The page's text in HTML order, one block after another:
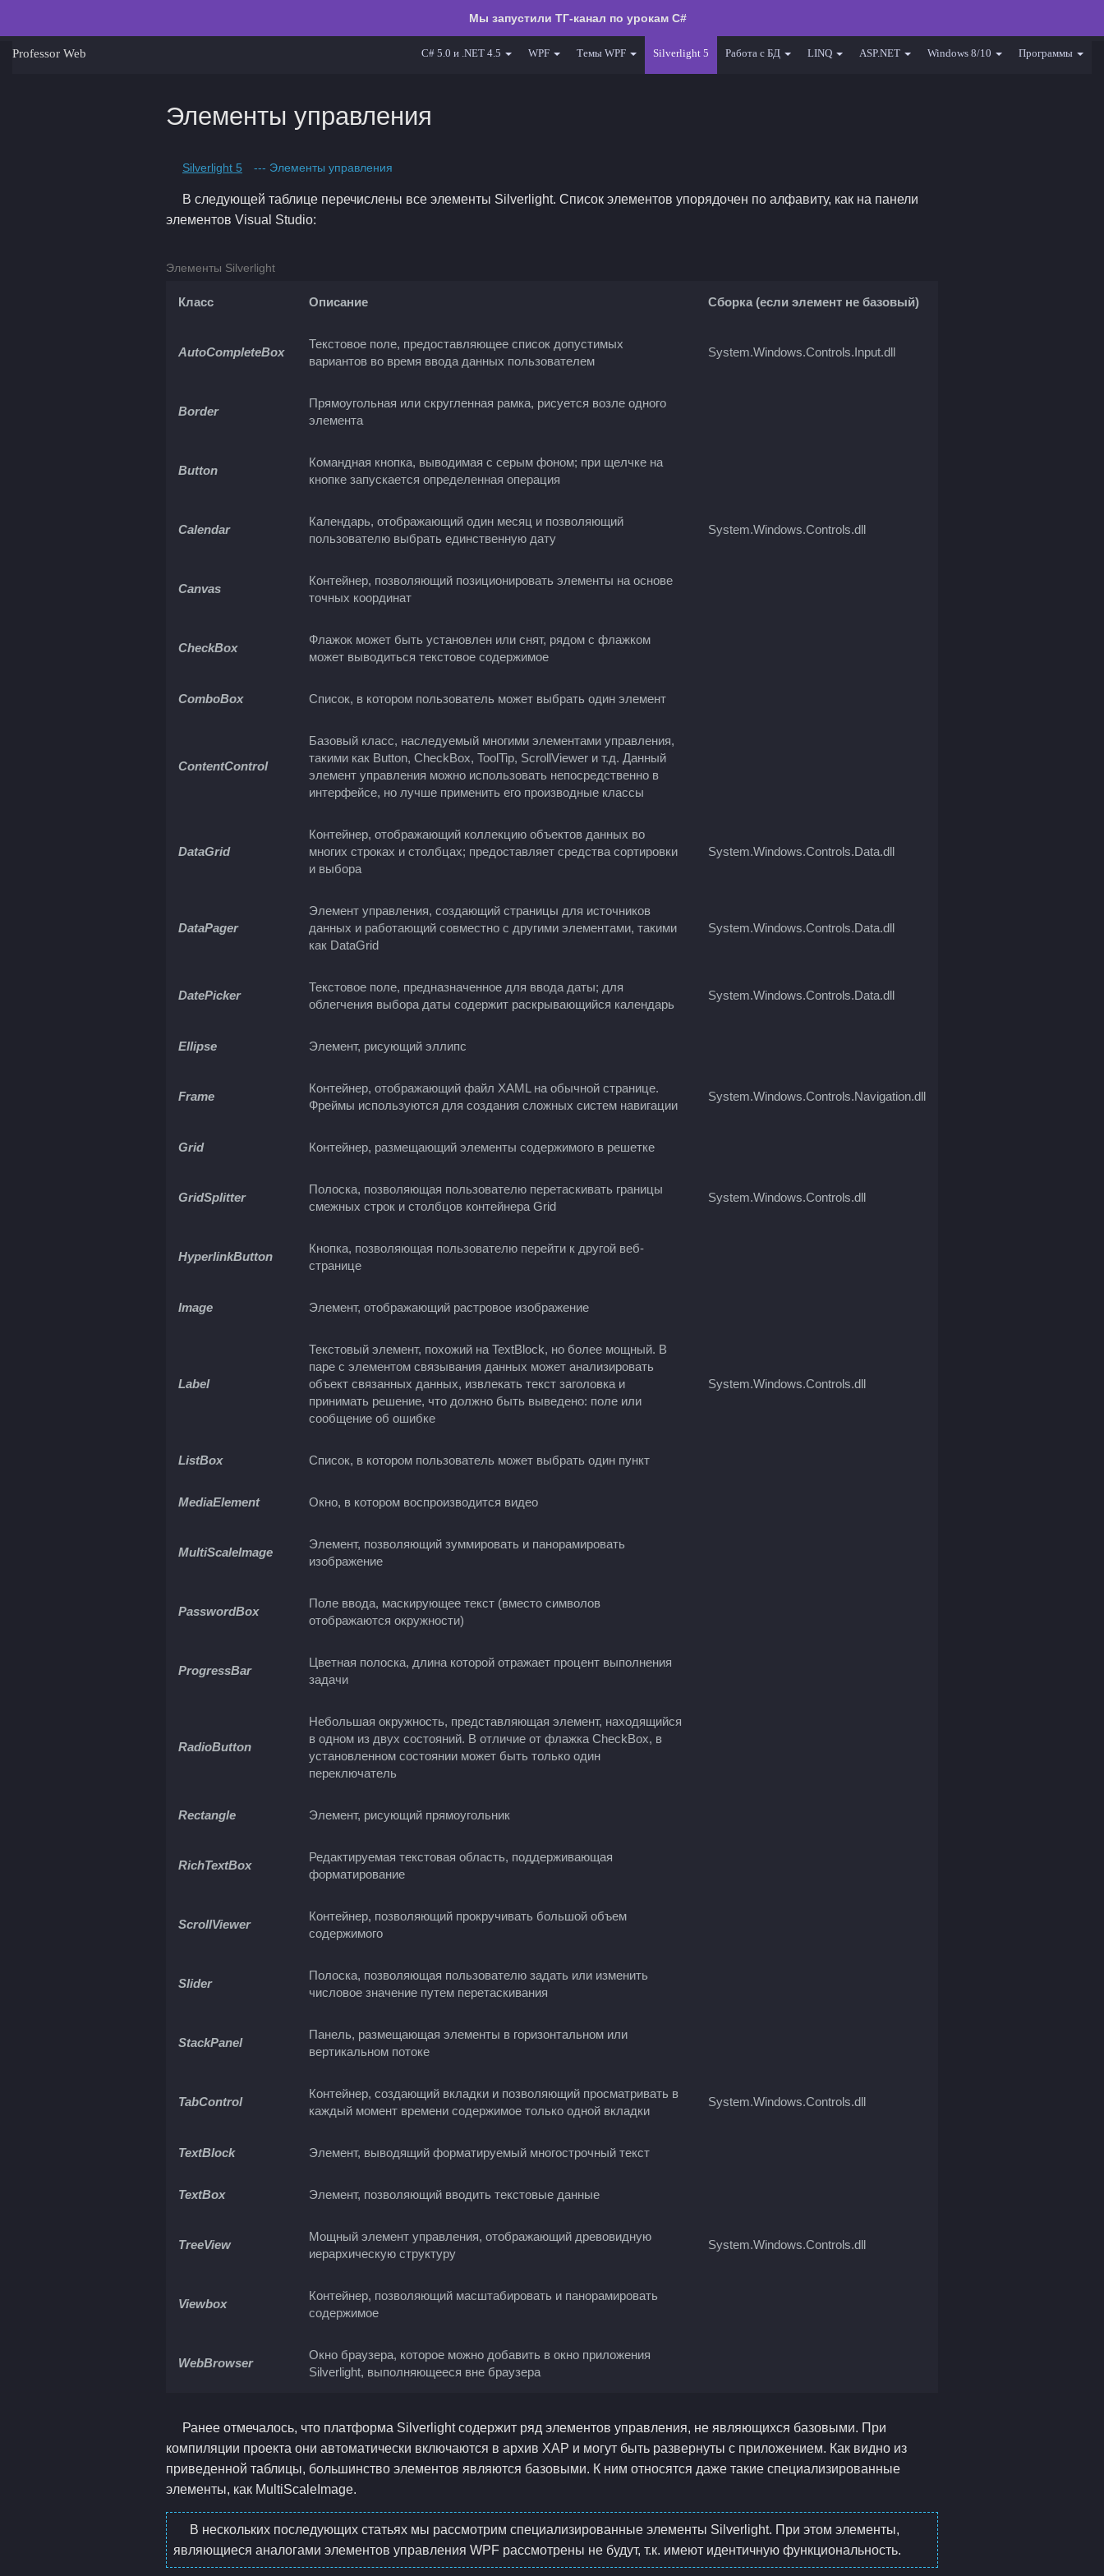
Мы запустили ТГ-канал по урокам C#
Professor Web C# 5.0 и .NET 4.5 WPF Темы WPF Silverlight 5 Работа с БД LINQ ASP.NET Windows 8/10 Программы
Элементы управления
Silverlight 5 --- Элементы управления
В следующей таблице перечислены все элементы Silverlight. Список элементов упорядочен по алфавиту, как на панели
элементов Visual Studio:
Элементы Silverlight
Класс Описание Сборка (если элемент не базовый)
AutoCompleteBox
Текстовое поле, предоставляющее список допустимых
вариантов во время ввода данных пользователем
System.Windows.Controls.Input.dll
Border
Прямоугольная или скругленная рамка, рисуется возле одного
элемента
Button
Командная кнопка, выводимая с серым фоном; при щелчке на
кнопке запускается определенная операция
Calendar
Календарь, отображающий один месяц и позволяющий
пользователю выбрать единственную дату
System.Windows.Controls.dll
Canvas
Контейнер, позволяющий позиционировать элементы на основе
точных координат
CheckBox
Флажок может быть установлен или снят, рядом с флажком
может выводиться текстовое содержимое
ComboBox Список, в котором пользователь может выбрать один элемент
ContentControl
Базовый класс, наследуемый многими элементами управления,
такими как Button, CheckBox, ToolTip, ScrollViewer и т.д. Данный
элемент управления можно использовать непосредственно в
интерфейсе, но лучше применить его производные классы
DataGrid
Контейнер, отображающий коллекцию объектов данных во
многих строках и столбцах; предоставляет средства сортировки
и выбора
System.Windows.Controls.Data.dll
DataPager
Элемент управления, создающий страницы для источников
данных и работающий совместно с другими элементами, такими
как DataGrid
System.Windows.Controls.Data.dll
DatePicker
Текстовое поле, предназначенное для ввода даты; для
облегчения выбора даты содержит раскрывающийся календарь
System.Windows.Controls.Data.dll
Ellipse Элемент, рисующий эллипс
Frame
Контейнер, отображающий файл XAML на обычной странице.
Фреймы используются для создания сложных систем навигации
System.Windows.Controls.Navigation.dll
Grid Контейнер, размещающий элементы содержимого в решетке
GridSplitter
Полоска, позволяющая пользователю перетаскивать границы
смежных строк и столбцов контейнера Grid
System.Windows.Controls.dll
HyperlinkButton
Кнопка, позволяющая пользователю перейти к другой веб-
странице
Image Элемент, отображающий растровое изображение
Label
Текстовый элемент, похожий на TextBlock, но более мощный. В
паре с элементом связывания данных может анализировать
объект связанных данных, извлекать текст заголовка и
принимать решение, что должно быть выведено: поле или
сообщение об ошибке
System.Windows.Controls.dll
ListBox Список, в котором пользователь может выбрать один пункт
MediaElement Окно, в котором воспроизводится видео
MultiScaleImage
Элемент, позволяющий зуммировать и панорамировать
изображение
PasswordBox
Поле ввода, маскирующее текст (вместо символов
отображаются окружности)
ProgressBar
Цветная полоска, длина которой отражает процент выполнения
задачи
RadioButton
Небольшая окружность, представляющая элемент, находящийся
в одном из двух состояний. В отличие от флажка CheckBox, в
установленном состоянии может быть только один
переключатель
Rectangle Элемент, рисующий прямоугольник
RichTextBox
Редактируемая текстовая область, поддерживающая
форматирование
ScrollViewer
Контейнер, позволяющий прокручивать большой объем
содержимого
Slider
Полоска, позволяющая пользователю задать или изменить
числовое значение путем перетаскивания
StackPanel
Панель, размещающая элементы в горизонтальном или
вертикальном потоке
TabControl
Контейнер, создающий вкладки и позволяющий просматривать в
каждый момент времени содержимое только одной вкладки
System.Windows.Controls.dll
TextBlock Элемент, выводящий форматируемый многострочный текст
TextBox Элемент, позволяющий вводить текстовые данные
TreeView
Мощный элемент управления, отображающий древовидную
иерархическую структуру
System.Windows.Controls.dll
Viewbox
Контейнер, позволяющий масштабировать и панорамировать
содержимое
WebBrowser
Окно браузера, которое можно добавить в окно приложения
Silverlight, выполняющееся вне браузера
Ранее отмечалось, что платформа Silverlight содержит ряд элементов управления, не являющихся базовыми. При
компиляции проекта они автоматически включаются в архив ХАР и могут быть развернуты с приложением. Как видно из
приведенной таблицы, большинство элементов являются базовыми. К ним относятся даже такие специализированные
элементы, как MultiScaleImage.
В нескольких последующих статьях мы рассмотрим специализированные элементы Silverlight. При этом элементы,
являющиеся аналогами элементов управления WPF рассмотрены не будут, т.к. имеют идентичную функциональность.